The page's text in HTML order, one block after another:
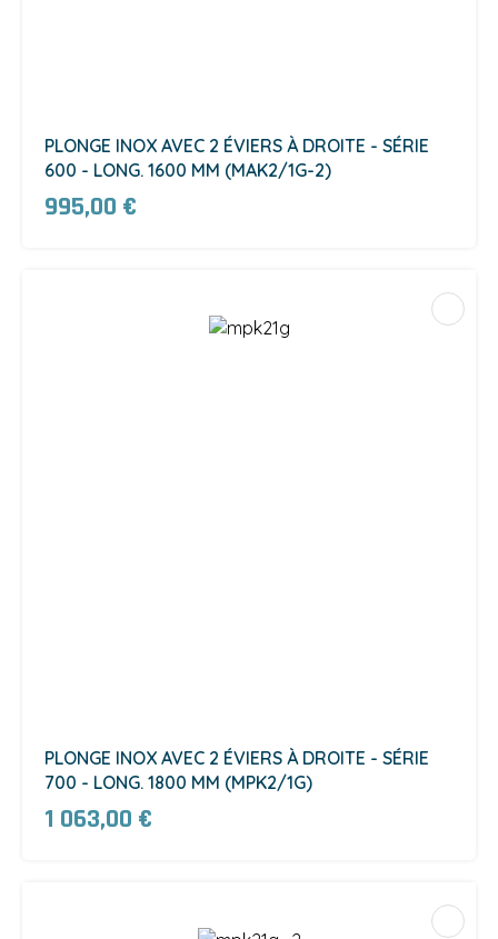
PLONGE INOX AVEC 2 ÉVIERS À DROITE - SÉRIE
600 - LONG. 1600 MM (MAK2/1G-2)
995,00 €
PLONGE INOX AVEC 2 ÉVIERS À DROITE - SÉRIE
700 - LONG. 1800 MM (MPK2/1G)
1 063,00 €